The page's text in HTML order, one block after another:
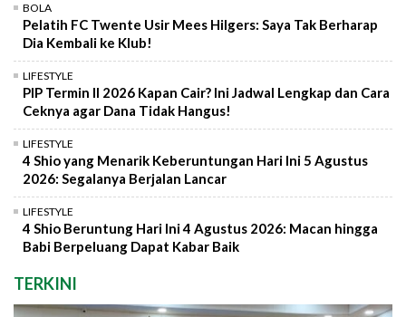
BOLA
Pelatih FC Twente Usir Mees Hilgers: Saya Tak Berharap
Dia Kembali ke Klub!
LIFESTYLE
PIP Termin II 2026 Kapan Cair? Ini Jadwal Lengkap dan Cara
Ceknya agar Dana Tidak Hangus!
LIFESTYLE
4 Shio yang Menarik Keberuntungan Hari Ini 5 Agustus
2026: Segalanya Berjalan Lancar
LIFESTYLE
4 Shio Beruntung Hari Ini 4 Agustus 2026: Macan hingga
Babi Berpeluang Dapat Kabar Baik
TERKINI